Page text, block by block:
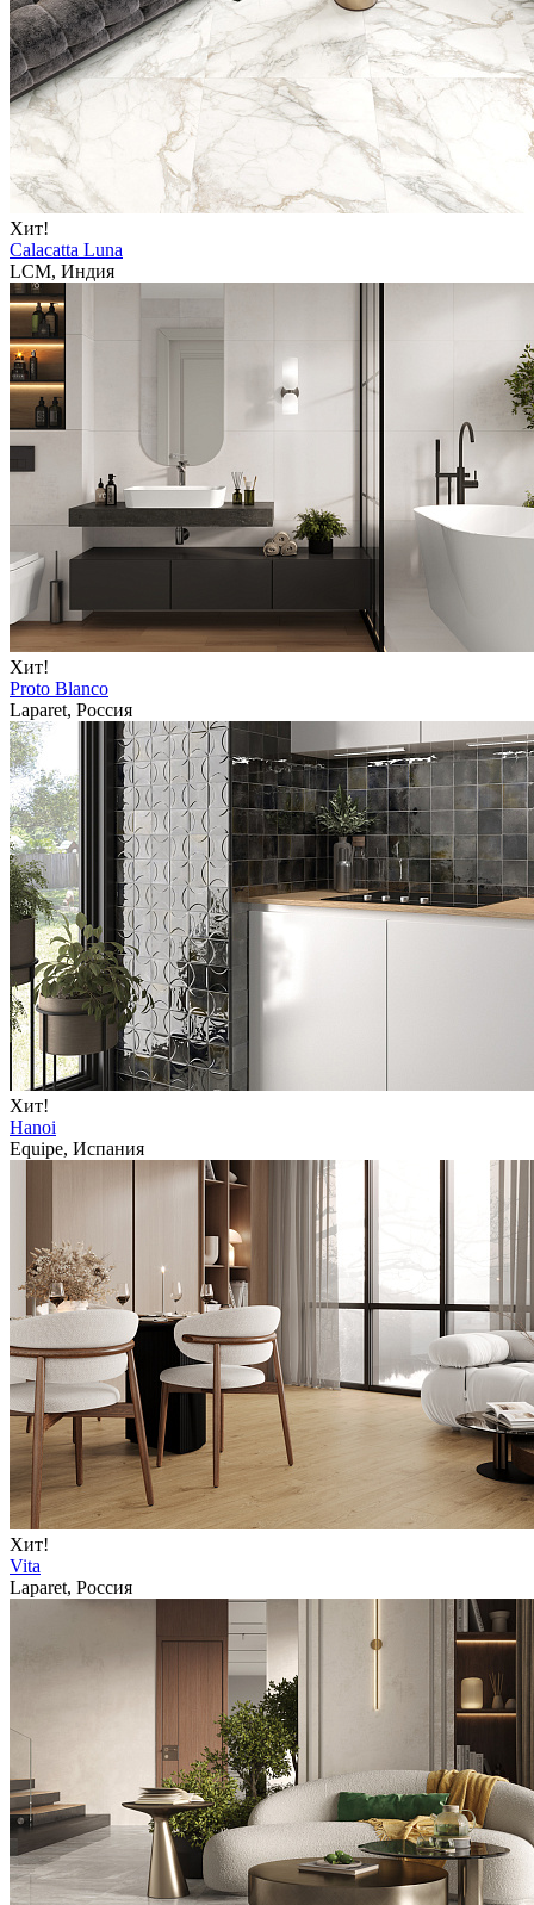
Хит!
Calacatta Luna
LCM, Индия
Хит!
Proto Blanco
Laparet, Россия
Хит!
Hanoi
Equipe, Испания
Хит!
Vita
Laparet, Россия